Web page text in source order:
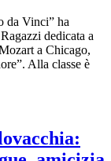
da Vinci” ha
dedicata a
a Chicago,
Alla classe è